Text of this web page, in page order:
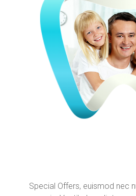
Special Offers, euismod nec